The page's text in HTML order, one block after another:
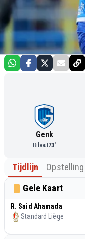
Genk
Bibout73'
Tijdlijn Opstelling
Gele Kaart
R. Said Ahamada
Standard Liège